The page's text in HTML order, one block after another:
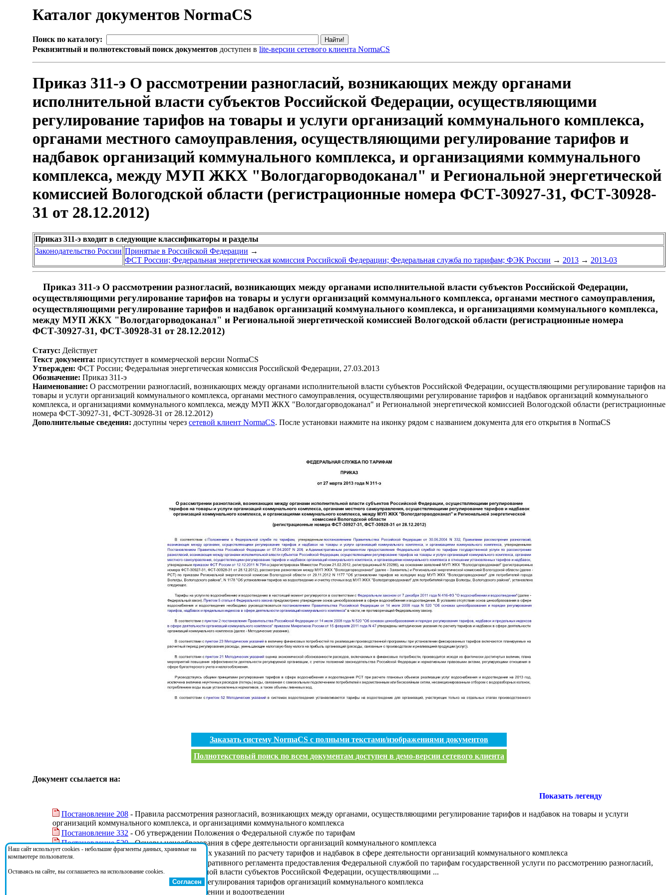
Каталог документов NormaCS
Поиск по каталогу:
Реквизитный и полнотекстовый поиск документов доступен в lite-версии сетевого клиента NormaCS
Приказ 311-э О рассмотрении разногласий, возникающих между органами
исполнительной власти субъектов Российской Федерации, осуществляющими
регулирование тарифов на товары и услуги организаций коммунального комплекса,
органами местного самоуправления, осуществляющими регулирование тарифов и
надбавок организаций коммунального комплекса, и организациями коммунального
комплекса, между МУП ЖКХ "Вологдагорводоканал" и Региональной энергетической
комиссией Вологодской области (регистрационные номера ФСТ-30927-31, ФСТ-30928-
31 от 28.12.2012)
Приказ 311-э входит в следующие классификаторы и разделы
Законодательство России Принятые в Российской Федерации →
ФСТ России; Федеральная энергетическая комиссия Российской Федерации; Федеральная служба по тарифам; ФЭК России → 2013 → 2013-03
Приказ 311-э О рассмотрении разногласий, возникающих между органами исполнительной власти субъектов Российской Федерации,
осуществляющими регулирование тарифов на товары и услуги организаций коммунального комплекса, органами местного самоуправления,
осуществляющими регулирование тарифов и надбавок организаций коммунального комплекса, и организациями коммунального комплекса,
между МУП ЖКХ "Вологдагорводоканал" и Региональной энергетической комиссией Вологодской области (регистрационные номера
ФСТ-30927-31, ФСТ-30928-31 от 28.12.2012)
Статус: Действует
Текст документа: присутствует в коммерческой версии NormaCS
Утвержден: ФСТ России; Федеральная энергетическая комиссия Российской Федерации, 27.03.2013
Обозначение: Приказ 311-э
Наименование: О рассмотрении разногласий, возникающих между органами исполнительной власти субъектов Российской Федерации, осуществляющими регулирование тарифов на
товары и услуги организаций коммунального комплекса, органами местного самоуправления, осуществляющими регулирование тарифов и надбавок организаций коммунального
комплекса, и организациями коммунального комплекса, между МУП ЖКХ "Вологдагорводоканал" и Региональной энергетической комиссией Вологодской области (регистрационные
номера ФСТ-30927-31, ФСТ-30928-31 от 28.12.2012)
Дополнительные сведения: доступны через сетевой клиент NormaCS. После установки нажмите на иконку рядом с названием документа для его открытия в NormaCS
Заказать систему NormaCS с полными текстами/изображениями документов
Полнотекстовый поиск по всем документам доступен в демо-версии сетевого клиента
Документ ссылается на:
Показать легенду
Постановление 208 - Правила рассмотрения разногласий, возникающих между органами, осуществляющими регулирование тарифов и надбавок на товары и услуги
организаций коммунального комплекса, и организациями коммунального комплекса
Постановление 332 - Об утверждении Положения о Федеральной службе по тарифам
Постановление 520- Основы ценообразования в сфере деятельности организаций коммунального комплекса
Приказ 47- Об утверждении Методических указаний по расчету тарифов и надбавок в сфере деятельности организаций коммунального комплекса
- Об утверждении Административного регламента предоставления Федеральной службой по тарифам государственной услуги по рассмотрению разногласий,
возникающих между органами исполнительной власти субъектов Российской Федерации, осуществляющими ...
- Об основах регулирования тарифов организаций коммунального комплекса
- О водоснабжении и водоотведении
Наш сайт использует cookies - небольшие фрагменты данных, хранимые на
компьютере пользователя.
Оставаясь на сайте, вы соглашаетесь на использование cookies.
Согласен